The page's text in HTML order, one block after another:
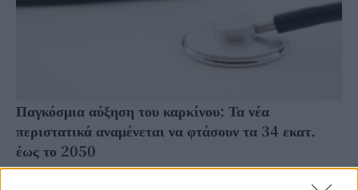
Παγκόσμια αύξηση του καρκίνου: Τα νέα
περιστατικά αναμένεται να φτάσουν τα 34 εκατ.
έως το 2050